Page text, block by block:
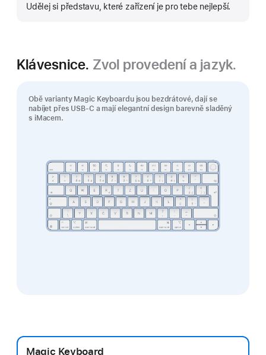
Udělej si představu, které zařízení je pro tebe nejlepší.
Klávesnice. Zvol provedení a jazyk.
Obě varianty Magic Keyboardu jsou bezdrátové, dají se
nabíjet přes USB‑C a mají elegantní design barevně sladěný
s iMacem.
Magic Keyboard